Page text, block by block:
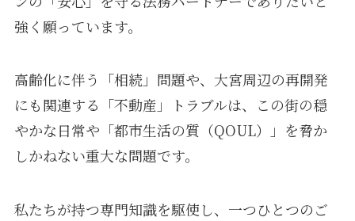
強く願っています。
高齢化に伴う「相続」問題や、大宮周辺の再開発
にも関連する「不動産」トラブルは、この街の穏
やかな日常や「都市生活の質（QOUL）」を脅か
しかねない重大な問題です。
私たちが持つ専門知識を駆使し、一つひとつのご